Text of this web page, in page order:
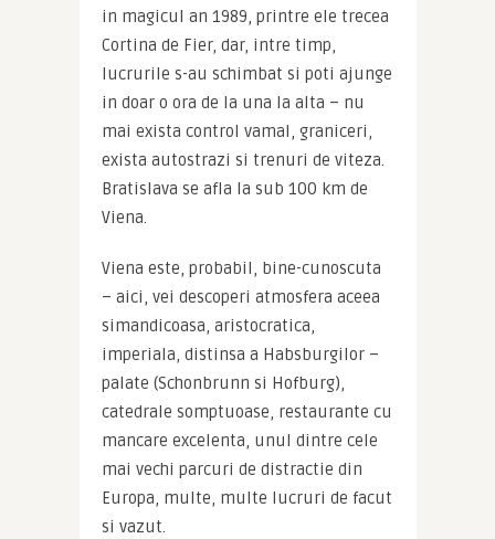
in magicul an 1989, printre ele trecea
Cortina de Fier, dar, intre timp,
lucrurile s-au schimbat si poti ajunge
in doar o ora de la una la alta – nu
mai exista control vamal, graniceri,
exista autostrazi si trenuri de viteza.
Bratislava se afla la sub 100 km de
Viena.
Viena este, probabil, bine-cunoscuta
– aici, vei descoperi atmosfera aceea
simandicoasa, aristocratica,
imperiala, distinsa a Habsburgilor –
palate (Schonbrunn si Hofburg),
catedrale somptuoase, restaurante cu
mancare excelenta, unul dintre cele
mai vechi parcuri de distractie din
Europa, multe, multe lucruri de facut
si vazut.